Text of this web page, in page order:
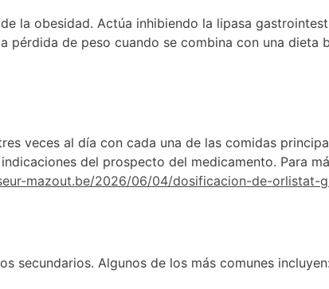
la obesidad. Actúa inhibiendo la lipasa
pérdida de peso cuando se combina con una dieta
veces al día con cada una de las comidas
del prospecto del medicamento. Para
mazout.be/2026/06/04/dosificacion-de-orlistat-
secundarios. Algunos de los más comunes incluyen: